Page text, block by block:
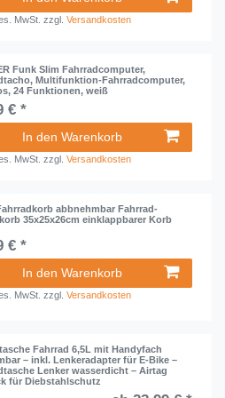
MwSt. zzgl.Versandkosten
Funk Slim Fahrradcomputer,
Multifunktion-Fahrradcomputer,
24 Funktionen, weiß
€ *
In den Warenkorb
MwSt. zzgl.Versandkosten
abbnehmbar Fahrrad-
35x25x26cm einklappbarer Korb
€ *
In den Warenkorb
MwSt. zzgl.Versandkosten
Fahrrad 6,5L mit Handyfach
– inkl. Lenkeradapter für E-Bike –
Lenker wasserdicht – Airtag
für Diebstahlschutz